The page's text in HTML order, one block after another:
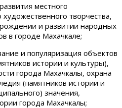
местного
творчества,
и развитии народных
в городе Махачкале;
и популяризация объектов
истории и культуры),
города Махачкалы, охрана
(памятников истории и
значения,
города Махачкалы;